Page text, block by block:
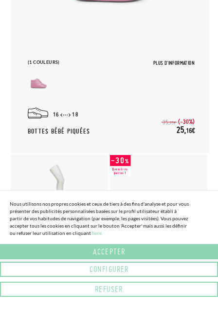
(1 COULEURS) PLUS D'INFORMATION
16 18
BOTTES BÉBÉ PIQUÉES
35,95€ (-30%)
25,16€
(4 COULEURS) (TAILLE 6 - 12)
9,90€ (-10%)
8,91€
RUBAN – POUR FILLE & FEMME
30,95€ (-30%)
21,66€
Nous utilisons nos propres cookies et ceux de tiers à des fins d'analyse et pour vous
présenter des publicités personnalisées basées sur le profil utilisateur établi à
partir de vos habitudes de navigation (par exemple, les pages visitées). Vous pouvez
accepter tous les cookies en cliquant sur le bouton 'Accepter' mais aussi les définir
ou refuser leur utilisation en cliquanthere.
ACCEPTER
CONFIGURER
REFUSER